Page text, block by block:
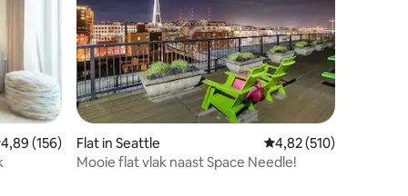
beoordeling van 4,89 op 5, 156 recensies
4,89 (156)
Flat in Seattle Gemiddelde
4,82 (510)
Mooie flat vlak naast Space Needle!